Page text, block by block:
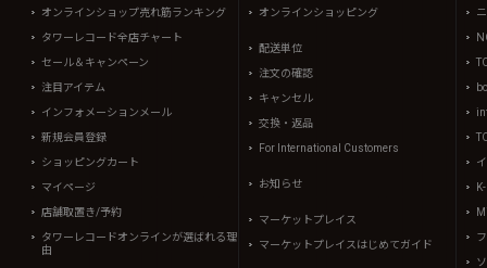
オンラインショップ売れ筋ランキング
タワーレコード全店チャート
セール＆キャンペーン
注目アイテム
インフォメーションメール
新規会員登録
ショッピングカート
マイページ
店舗取置き/予約
タワーレコードオンラインが選ばれる理
由
オンラインショッピング
配送単位
注文の確認
キャンセル
交換・返品
For International Customers
お知らせ
マーケットプレイス
マーケットプレイスはじめてガイド